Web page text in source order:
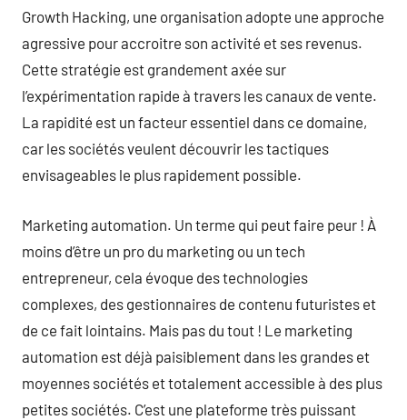
Growth Hacking, une organisation adopte une approche
agressive pour accroitre son activité et ses revenus.
Cette stratégie est grandement axée sur
l’expérimentation rapide à travers les canaux de vente.
La rapidité est un facteur essentiel dans ce domaine,
car les sociétés veulent découvrir les tactiques
envisageables le plus rapidement possible.
Marketing automation. Un terme qui peut faire peur ! À
moins d’être un pro du marketing ou un tech
entrepreneur, cela évoque des technologies
complexes, des gestionnaires de contenu futuristes et
de ce fait lointains. Mais pas du tout ! Le marketing
automation est déjà paisiblement dans les grandes et
moyennes sociétés et totalement accessible à des plus
petites sociétés. C’est une plateforme très puissant